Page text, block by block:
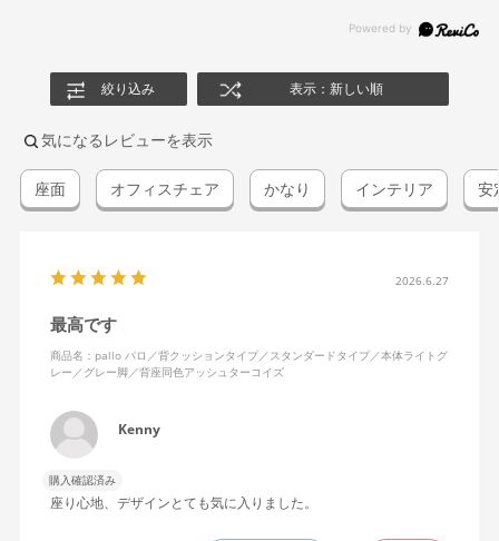
絞り込み 表示：新しい順
気になるレビューを表示
座面 オフィスチェア かなり インテリア 安
2026.6.27
最高です
商品名：pallo パロ／背クッションタイプ／スタンダードタイプ／本体ライトグ
レー／グレー脚／背座同色アッシュターコイズ
Kenny
購入確認済み
座り心地、デザインとても気に入りました。